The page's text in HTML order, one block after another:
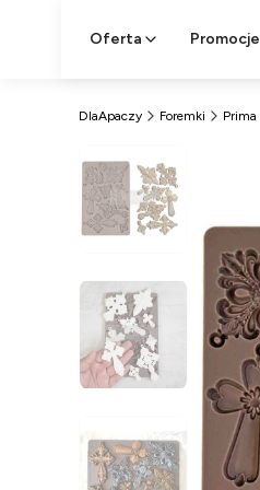
Oferta Promocje
DlaApaczy Foremki Prima